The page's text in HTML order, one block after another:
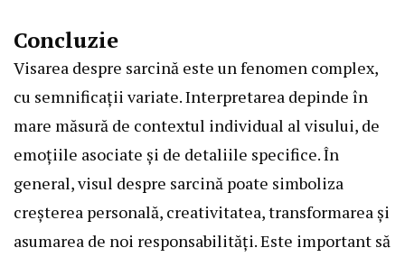
Concluzie
Visarea despre sarcină este un fenomen complex,
cu semnificații variate. Interpretarea depinde în
mare măsură de contextul individual al visului, de
emoțiile asociate și de detaliile specifice. În
general, visul despre sarcină poate simboliza
creșterea personală, creativitatea, transformarea și
asumarea de noi responsabilități. Este important să